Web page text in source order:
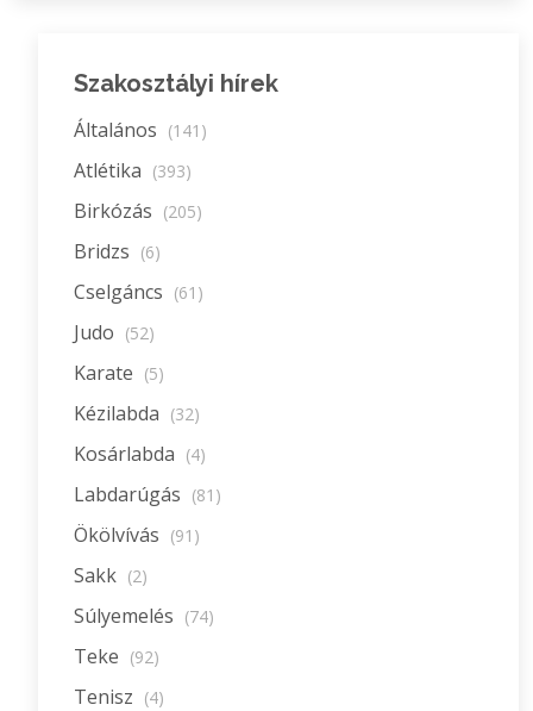
Szakosztályi hírek
Általános (141)
Atlétika (393)
Birkózás (205)
Bridzs (6)
Cselgáncs (61)
Judo (52)
Karate (5)
Kézilabda (32)
Kosárlabda (4)
Labdarúgás (81)
Ökölvívás (91)
Sakk (2)
Súlyemelés (74)
Teke (92)
Tenisz (4)